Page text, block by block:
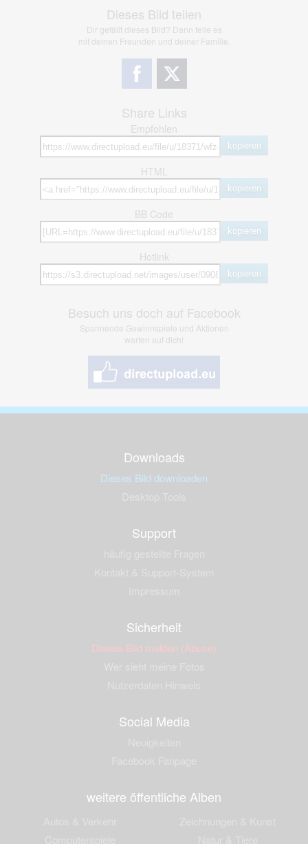
Dieses Bild teilen
Dir gefällt dieses Bild? Dann teile es
mit deinen Freunden und deiner Familie.
Share Links
Empfohlen
kopieren
HTML
kopieren
BB Code
kopieren
Hotlink
kopieren
Besuch uns doch auf Facebook
Spannende Gewinnspiele und Aktionen
warten auf dich!
Downloads
Dieses Bild downloaden
Support
Sicherheit
Dieses Bild melden (Abuse)
Social Media
weitere öffentliche Alben